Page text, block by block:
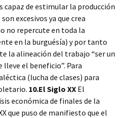
capaz de estimular la producción
excesivos ya que crea
no repercute en toda la
en la burguésía) y por tanto
la alineación del trabajo “ser un
lleve el beneficio”. Para
(lucha de clases) para
10.El Siglo XX El
económica de finales de la
que puso de manifiesto que el